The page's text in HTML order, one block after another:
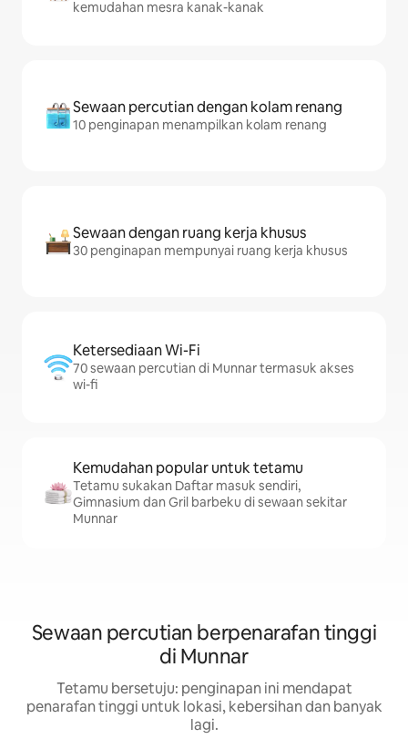
kemudahan mesra kanak-kanak
Sewaan percutian dengan kolam renang
10 penginapan menampilkan kolam renang
Sewaan dengan ruang kerja khusus
30 penginapan mempunyai ruang kerja khusus
Ketersediaan Wi-Fi
70 sewaan percutian di Munnar termasuk akses
wi-fi
Kemudahan popular untuk tetamu
Tetamu sukakan Daftar masuk sendiri,
Gimnasium dan Gril barbeku di sewaan sekitar
Munnar
Sewaan percutian berpenarafan tinggi
di Munnar
Tetamu bersetuju: penginapan ini mendapat
penarafan tinggi untuk lokasi, kebersihan dan banyak
lagi.